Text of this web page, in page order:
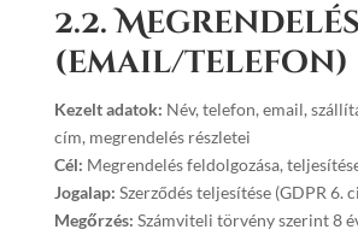
2.2. Megrendelés
(email/telefon)
Kezelt adatok: Név, telefon, email,
cím, megrendelés részletei
Cél: Megrendelés feldolgozása,
Jogalap: Szerződés teljesítése (GDPR 6.
Megőrzés: Számviteli törvény szerint 8